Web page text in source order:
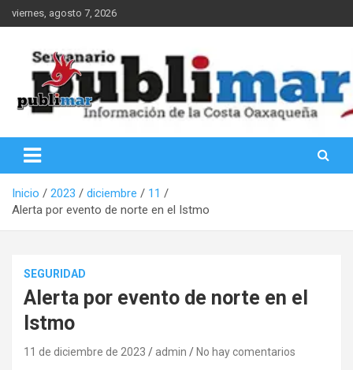
Saltar
al
viernes, agosto 7, 2026
PubliMar
Inicio 2023 diciembre
11
Alerta por evento de norte en el Istmo
SEGURIDAD
Alerta por evento de norte en el
Istmo
11 de diciembre de 2023 admin No hay comentarios